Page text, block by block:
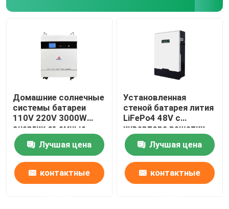
Домашние солнечные
системы батареи
110V 220V 3000W
энергии съемные
домашние
Лучшая цена
контактные
Установленная
стеной батарея лития
LiFePo4 48V с
инвертора решетки
для домашней
системы солнечной
энергии
Лучшая цена
контактные